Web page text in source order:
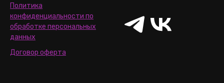
Политика
конфиденциальности по
обработке персональных
данных
Договор оферта